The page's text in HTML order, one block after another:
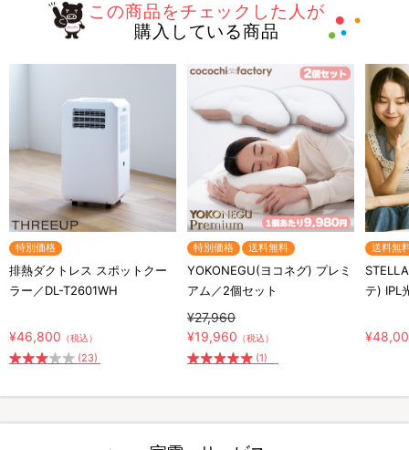
この商品をチェックした人が
購入している商品
特別価格
排熱ダクトレス スポットクー
ラー／DL-T2601WH
¥46,800 （税込）
(23)
特別価格 送料無料
YOKONEGU(ヨコネグ) プレミ
アム／2個セット
¥27,960
¥19,960 （税込）
(1)
送料無
テ) IPL